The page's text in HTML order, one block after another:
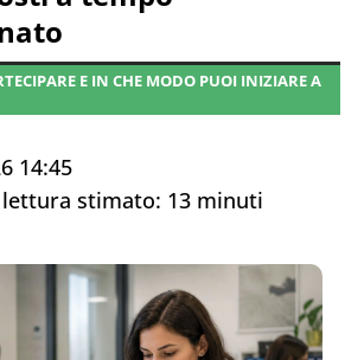
E IN CHE MODO PUOI INIZIARE A
14:45
stimato: 13 minuti